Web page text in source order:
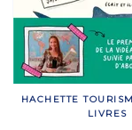
HACHETTE
LIVRES